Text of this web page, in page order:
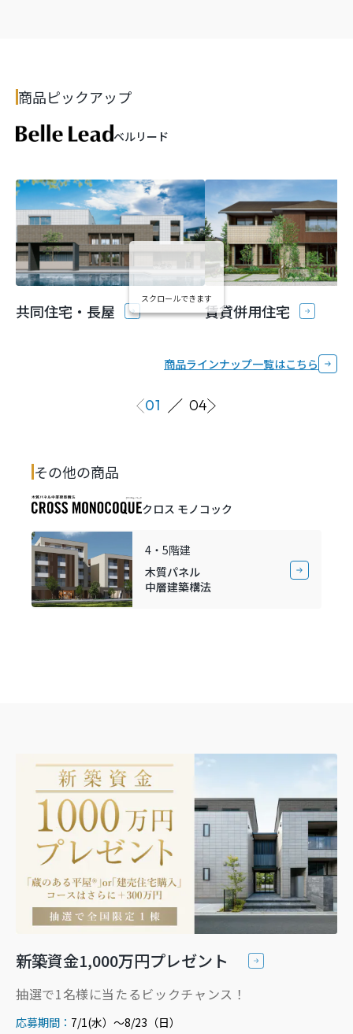
商品ピックアップ
ベルリード
共同住宅・長屋 賃貸併用住宅
スクロールできます
商品ラインナップ一覧はこちら
01 04
その他の商品
クロス モノコック
4・5階建
木質パネル
中層建築構法
新築資金1,000万円プレゼント
抽選で1名様に当たるビックチャンス！
応募期間： 7/1(水）～8/23（日）